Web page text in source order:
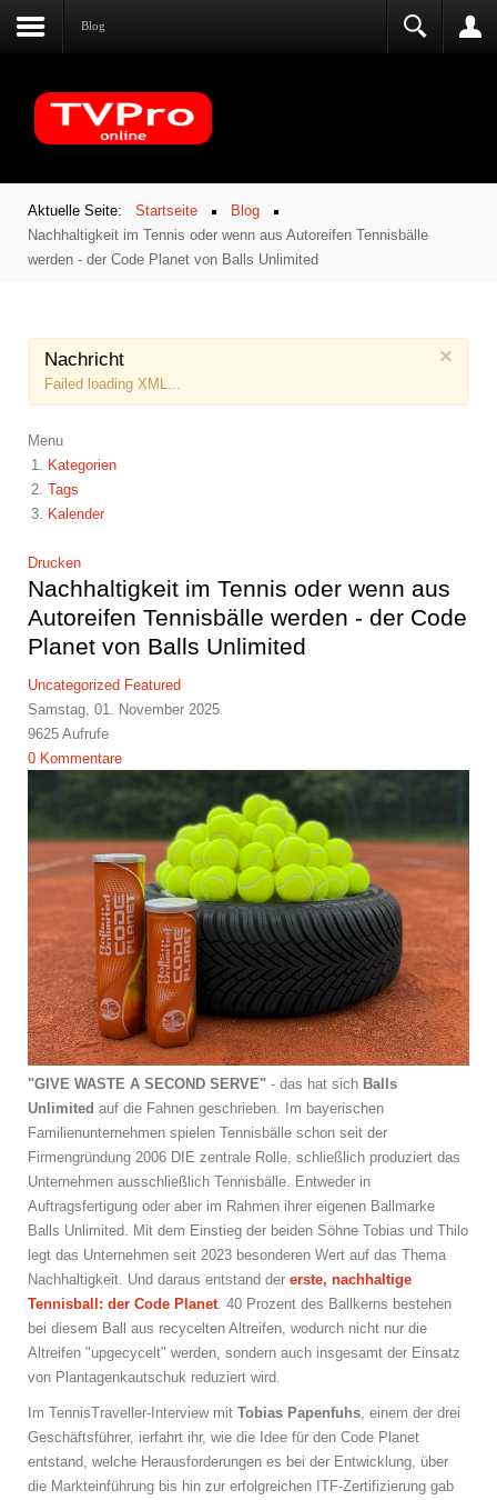
Blog
Aktuelle Seite: Startseite
Blog
Nachhaltigkeit im Tennis oder wenn aus Autoreifen Tennisbälle
werden - der Code Planet von Balls Unlimited
×
Nachricht
Failed loading XML...
Menu
Kategorien
Tags
Kalender
Drucken
Nachhaltigkeit im Tennis oder wenn aus
Autoreifen Tennisbälle werden - der Code
Planet von Balls Unlimited
Uncategorized Featured
Samstag, 01. November 2025
9625 Aufrufe
0 Kommentare
"GIVE WASTE A SECOND SERVE"- das hat sich Balls
Unlimited auf die Fahnen geschrieben. Im bayerischen
Familienunternehmen spielen Tennisbälle schon seit der
Firmengründung 2006 DIE zentrale Rolle, schließlich produziert das
Unternehmen ausschließlich Tennisbälle. Entweder in
Auftragsfertigung oder aber im Rahmen ihrer eigenen Ballmarke
Balls Unlimited. Mit dem Einstieg der beiden Söhne Tobias und Thilo
legt das Unternehmen seit 2023 besonderen Wert auf das Thema
Nachhaltigkeit. Und daraus entstand der erste, nachhaltige
Tennisball: der Code Planet. 40 Prozent des Ballkerns bestehen
bei diesem Ball aus recycelten Altreifen, wodurch nicht nur die
Altreifen "upgecycelt" werden, sondern auch insgesamt der Einsatz
von Plantagenkautschuk reduziert wird.
Im TennisTraveller-Interview mit Tobias Papenfuhs, einem der drei
Geschäftsführer, ierfahrt ihr, wie die Idee für den Code Planet
entstand, welche Herausforderungen es bei der Entwicklung, über
die Markteinführung bis hin zur erfolgreichen ITF-Zertifizierung gab